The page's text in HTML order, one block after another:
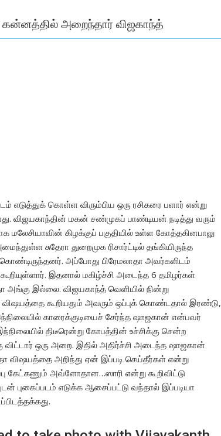
கன்னத்தில் அறைந்தார் விஜகாந்த்
எடுத்துக் கொள்ள விரும்பிய ஒரு ரசிகரை பளார் என்று
விஜயகாந்தின் மகன் சண்முகப் பாண்டியன் நடித்து வரும்
மலேசியாவின் கிழக்குப் பகுதியில் உள்ள கோத்தகினபாலு
சுதேரா துறைமுக ரிசார்ட்டில் தங்கியிருந்த
அப்போது பிரேமலாதா அவர்களிடம்
இதனால் மகிழ்ச்சி அடைந்த 6 தமிழர்கள்
அங்கு இல்லை. விஜயகாந்த் வெளியில் நின்று
கூறியதும் அவரும் ஒப்புக் கொண்டதால் இரண்டு,
காரைக்குடியைச் சேர்ந்த ஷாஜகான் என்பவர்
திடீரென்று கோபத்தின் உச்சிக்கு சென்ற
விட்டார் ஒரு அறை. இதில் அதிர்ச்சி அடைந்த ஷாஜகான்
விஷயத்தை அறிந்து ஏன் இப்படி செய்தீர்கள் என்று
கேட்கணும் அவ்ளோதான…ஸாரி என்று கூறிவிட்டு
புகைப்படம் எடுக்க ஆசைப்பட்டு வந்தால் இப்படியா